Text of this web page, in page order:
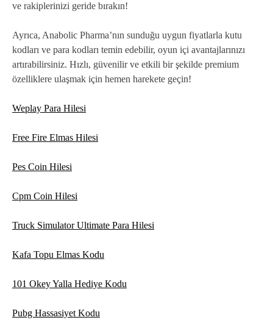
ve rakiplerinizi geride bırakın!
Ayrıca, Anabolic Pharma’nın sunduğu uygun fiyatlarla kutu
kodları ve para kodları temin edebilir, oyun içi avantajlarınızı
artırabilirsiniz. Hızlı, güvenilir ve etkili bir şekilde premium
özelliklere ulaşmak için hemen harekete geçin!
Weplay Para Hilesi
Free Fire Elmas Hilesi
Pes Coin Hilesi
Cpm Coin Hilesi
Truck Simulator Ultimate Para Hilesi
Kafa Topu Elmas Kodu
101 Okey Yalla Hediye Kodu
Pubg Hassasiyet Kodu